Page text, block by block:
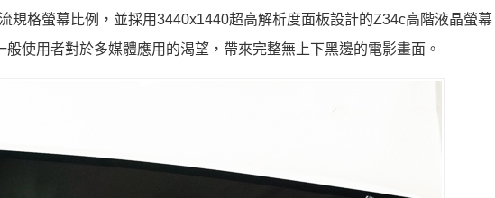
規格螢幕比例，並採用3440x1440超高解析度面板設計的Z34c高階液晶螢
使用者對於多媒體應用的渴望，帶來完整無上下黑邊的電影畫面。